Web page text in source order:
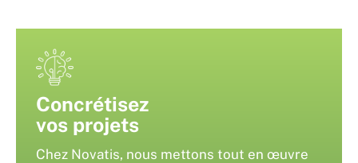
Concrétisez
vos projets
Chez Novatis, nous mettons tout en œuvre